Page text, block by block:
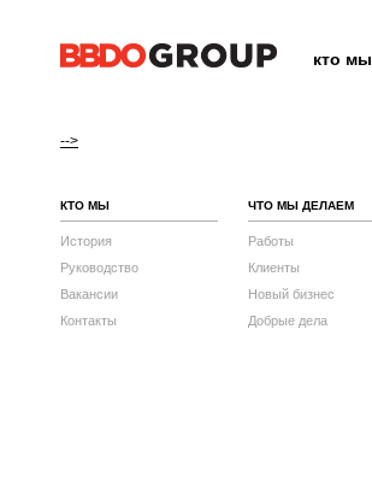
кто мы
-->
КТО МЫ
История
Руководство
Вакансии
Контакты
ЧТО МЫ ДЕЛАЕМ
Работы
Клиенты
Новый бизнес
Добрые дела